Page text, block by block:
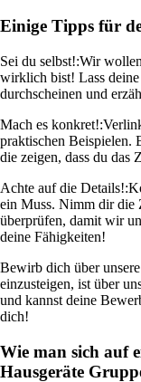
Einige Tipps für
Sei du selbst!:Wir
wirklich bist! Lass
durchscheinen und
Mach es konkret!:
praktischen Beispielen.
die zeigen, dass du das
Achte auf die Details!:
ein Muss. Nimm dir die
überprüfen, damit wir
deine Fähigkeiten!
Bewirb dich über
einzusteigen, ist über
und kannst deine
dich!
Wie man sich auf
Hausgeräte